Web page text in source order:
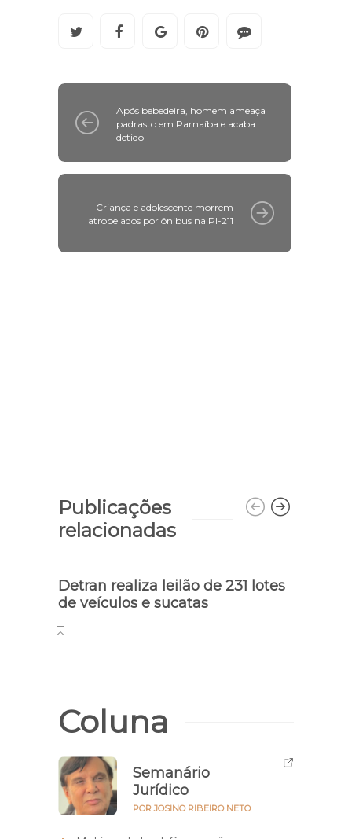
Após bebedeira, homem ameaça
padrasto em Parnaíba e acaba
detido
Criança e adolescente morrem
atropelados por ônibus na PI-211
Publicações
relacionadas
Detran realiza leilão de 231 lotes
de veículos e sucatas
Coluna
Semanário
Jurídico
POR JOSINO RIBEIRO NETO